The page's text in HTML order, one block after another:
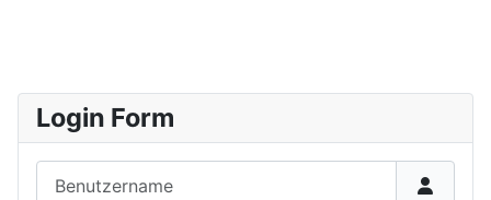
Login Form